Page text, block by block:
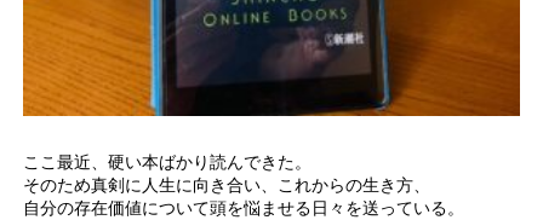
ここ最近、硬い本ばかり読んできた。
そのため真剣に人生に向き合い、これからの生き方、
自分の存在価値について頭を悩ませる日々を送っている。